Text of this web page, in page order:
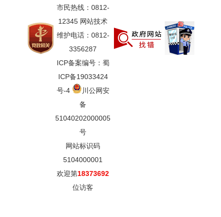
市民热线：0812-
12345 网站技术
维护电话：0812-
3356287
ICP备案编号：蜀
ICP备19033424
号-4
川公网安
备
51040202000005
号
网站标识码
5104000001
欢迎第18373692
位访客